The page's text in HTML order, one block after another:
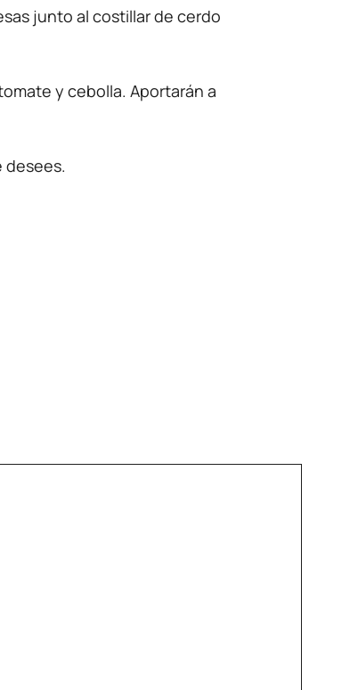
junto al costillar de cerdo
y cebolla. Aportarán a
desees.